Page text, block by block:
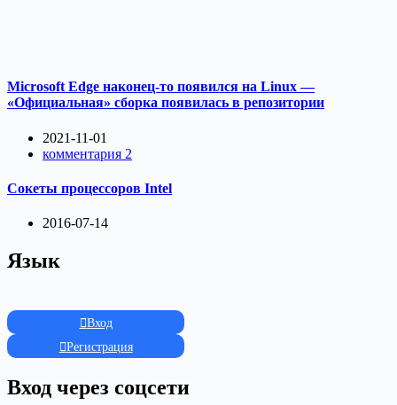
Microsoft Edge наконец-то появился на Linux —
«Официальная» сборка появилась в репозитории
2021-11-01
комментария 2
Сокеты процессоров Intel
2016-07-14
Язык
Вход
Регистрация
Вход через соцсети